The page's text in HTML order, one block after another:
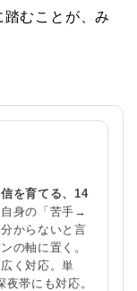
むことが、み
を育てる、14
自身の「苦手→
からないと言
の軸に置く。
く対応。単
帯にも対応。